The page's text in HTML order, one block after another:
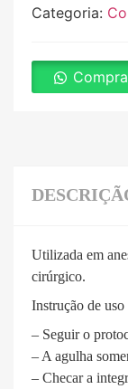
Categoria:
Utilizada em
cirúrgico.
Instrução de uso
– Seguir o
– A agulha
– Checar a